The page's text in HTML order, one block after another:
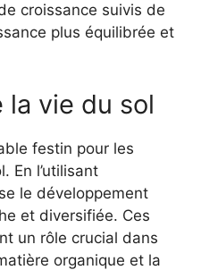
croissance suivis de
plus équilibrée et
vie du sol
festin pour les
En l’utilisant
le développement
et diversifiée. Ces
un rôle crucial dans
organique et la